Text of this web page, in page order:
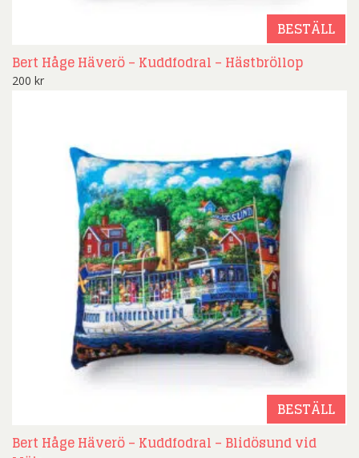
BESTÄLL
Bert Håge Häverö – Kuddfodral – Hästbröllop
200 kr
BESTÄLL
Bert Håge Häverö – Kuddfodral – Blidösund vid